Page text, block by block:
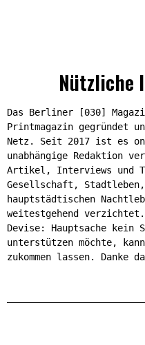
Nützliche
Das Berliner [030]
Printmagazin gegründet
Netz. Seit 2017 ist es
unabhängige Redaktion
Artikel, Interviews und
Gesellschaft,
hauptstädtischen
weitestgehend
Devise: Hauptsache kein
unterstützen möchte,
zukommen lassen. Danke